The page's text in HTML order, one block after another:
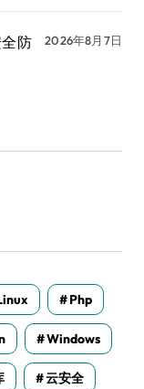
防
2026年8月7日
Php
Windows
云安全